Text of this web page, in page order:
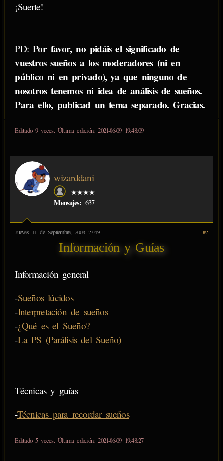
¡Suerte!
PD:Por favor, no pidáis el significado de
vuestros sueños a los moderadores (ni en
público ni en privado), ya que ninguno de
nosotros tenemos ni idea de análisis de sueños.
Para ello, publicad un tema separado. Gracias.
Editado 9 veces. Última edición: 2021-06-09 19:48:09
wizarddani
★★★★
Mensajes: 637
Jueves 11 de Septiembre, 2008 23:49 #2
Información y Guías
Información general
-Sueños lúcidos
-Interpretación de sueños
-¿Qué es el Sueño?
-La PS (Parálisis del Sueño)
Técnicas y guías
-Técnicas para recordar sueños
Editado 5 veces. Última edición: 2021-06-09 19:48:27